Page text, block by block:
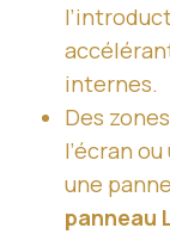
internes.
Des
l’écran
une
panneau